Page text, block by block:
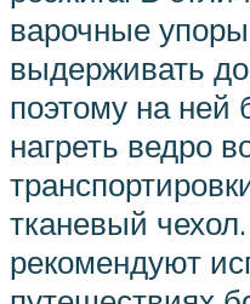
варочные
выдерживать до
поэтому на ней
нагреть ведро
тканевый
рекомендуют